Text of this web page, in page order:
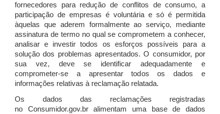
fornecedores para redução de conflitos de consumo, a
participação de empresas é voluntária e só é permitida
àquelas que aderem formalmente ao serviço, mediante
assinatura de termo no qual se comprometem a conhecer,
analisar e investir todos os esforços possíveis para a
solução dos problemas apresentados. O consumidor, por
sua vez, deve se identificar adequadamente e
comprometer-se a apresentar todos os dados e
informações relativas à reclamação relatada.
Os dados das reclamações registradas
no Consumidor.gov.br alimentam uma base de dados